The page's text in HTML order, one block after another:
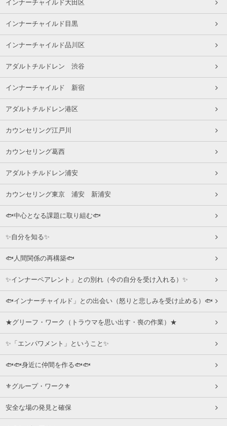
インナーチャイルド大田区
インナーチャイルド目黒
インナーチャイルド品川区
アダルトチルドレン 渋谷
インナーチャイルド 新宿
アダルトチルドレン港区
カウンセリング江戸川
カウンセリング葛西
アダルトチルドレン浦安
カウンセリング東京 浦安 新浦安
🐟中心となる課題に取り組む🐟
✨自分を知る✨
🐟人間関係の再構築🐟
✨インナーペアレント」との別れ（今の自分を受け入れる）✨
🐟インナーチャイルド」との出会い（怒りと悲しみを受け止める）🐟
★グリーフ・ワーク（トラウマを思い出す・喪の作業）★
✨「エンパワメント」ということ✨
🐟🐟身近に仲間を作る🐟🐟
⚜グループ・ワーク⚜
安全な場の発見と確保